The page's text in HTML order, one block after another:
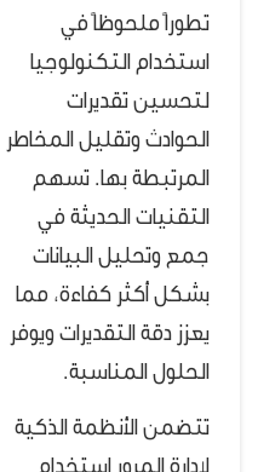
تطوراً ملحوظاً في
استخدام التكنولوجيا
لتحسين تقديرات
الحوادث وتقليل المخاطر
المرتبطة بها. تسهم
التقنيات الحديثة في
جمع وتحليل البيانات
بشكل أكثر كفاءة، مما
يعزز دقة التقديرات ويوفر
الحلول المناسبة.
تتضمن الأنظمة الذكية